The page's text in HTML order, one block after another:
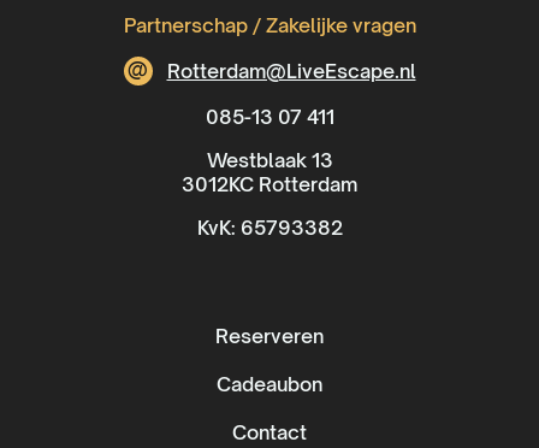
Partnerschap / Zakelijke vragen
@
Rotterdam@LiveEscape.nl
085-13 07 411
Westblaak 13
3012KC Rotterdam
KvK: 65793382
Reserveren
Cadeaubon
Contact